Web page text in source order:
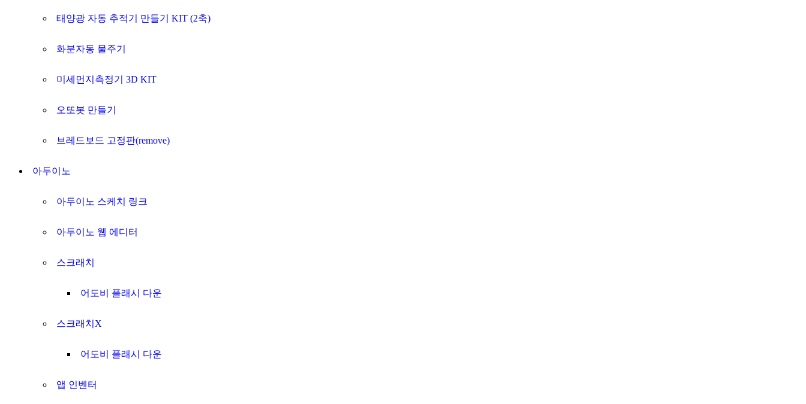
태양광 자동 추적기 만들기 KIT (2축)
화분자동 물주기
미세먼지측정기 3D KIT
오또봇 만들기
브레드보드 고정판(remove)
아두이노
아두이노 스케치 링크
아두이노 웹 에디터
스크래치
어도비 플래시 다운
스크래치X
어도비 플래시 다운
앱 인벤터